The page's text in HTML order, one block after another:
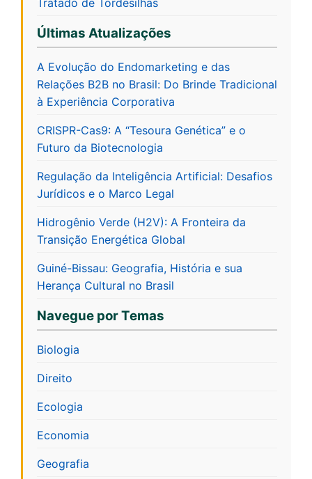
Tratado de Tordesilhas
Últimas Atualizações
A Evolução do Endomarketing e das
Relações B2B no Brasil: Do Brinde Tradicional
à Experiência Corporativa
CRISPR-Cas9: A “Tesoura Genética” e o
Futuro da Biotecnologia
Regulação da Inteligência Artificial: Desafios
Jurídicos e o Marco Legal
Hidrogênio Verde (H2V): A Fronteira da
Transição Energética Global
Guiné-Bissau: Geografia, História e sua
Herança Cultural no Brasil
Navegue por Temas
Biologia
Direito
Ecologia
Economia
Geografia